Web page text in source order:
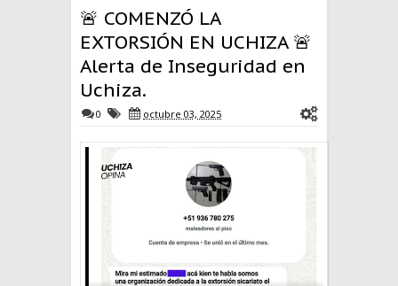
🚨 COMENZÓ LA
EXTORSIÓN EN UCHIZA 🚨
Alerta de Inseguridad en
Uchiza.
0 octubre 03, 2025